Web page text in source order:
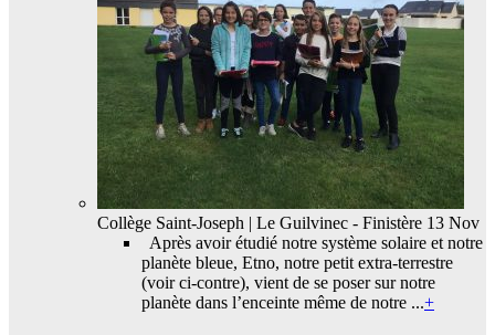
Collège Saint-Joseph | Le Guilvinec - Finistère 13 Nov
Après avoir étudié notre système solaire et notre
planète bleue, Etno, notre petit extra-terrestre
(voir ci-contre), vient de se poser sur notre
planète dans l’enceinte même de notre ...+